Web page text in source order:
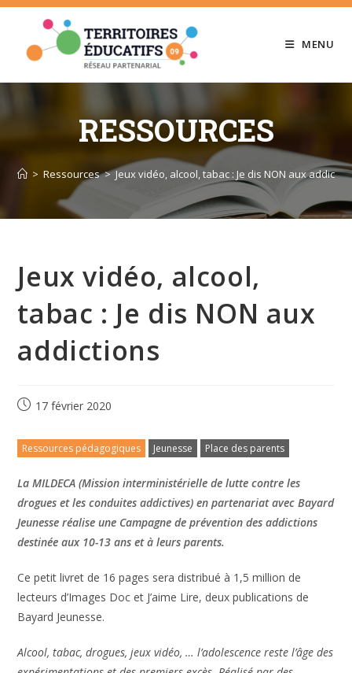
Skip
content
MENU
RESSOURCES
> Ressources > Jeux vidéo, alcool, tabac : Je dis NON aux
Jeux vidéo, alcool,
tabac : Je dis NON aux
addictions
17 février 2020
Ressources pédagogiques Jeunesse Place des parents
La MILDECA (Mission interministérielle de lutte contre les
drogues et les conduites addictives) en partenariat avec Bayard
Jeunesse réalise une Campagne de prévention des addictions
destinée aux 10-13 ans et à leurs parents.
Ce petit livret de 16 pages sera distribué à 1,5 million de
lecteurs d’Images Doc et J’aime Lire, deux publications de
Bayard Jeunesse.
Alcool, tabac, drogues, jeux vidéo, … l’adolescence reste l’âge des